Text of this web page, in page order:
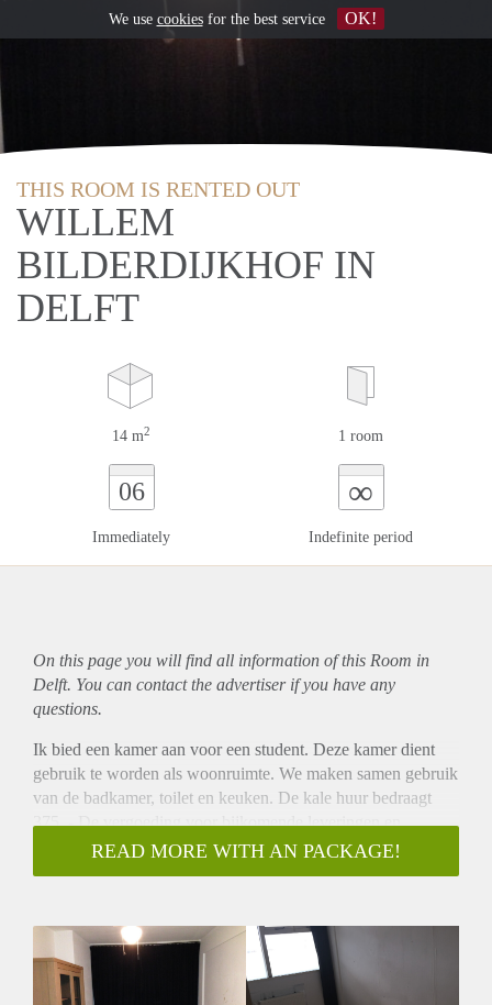
THIS ROOM IS RENTED OUT
WILLEM
BILDERDIJKHOF IN
DELFT
14 m2 1 room
06
Immediately
∞
Indefinite period
On this page you will find all information of this Room in
Delft. You can contact the advertiser if you have any
questions.
Ik bied een kamer aan voor een student. Deze kamer dient
gebruik te worden als woonruimte. We maken samen gebruik
van de badkamer, toilet en keuken. De kale huur bedraagt
375 ,- De vergoeding voor bijkomende leveringen en
diensten is begroot op 75,- (gas-water-licht, internet, tv en
gebruik koelkast.)
tram, Albert Hein of het winkel centrum de hoven.
Op de foto's lijkt de kamer klein, maar dat is hij zeker niet.
Kom daarom even kijken :-)
READ MORE WITH AN PACKAGE!
We use cookiesfor the best service OK!